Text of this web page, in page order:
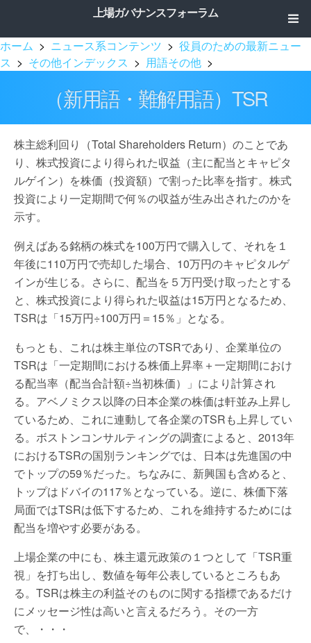
上場ガバナンスフォーラム
ホーム > ニュース系コンテンツ > 役員のための最新ニュー
ス > その他インデックス > 用語その他 >
（新用語・難解用語）TSR
株主総利回り（Total Shareholders Return）のことであ
り、株式投資により得られた収益（主に配当とキャピタ
ルゲイン）を株価（投資額）で割った比率を指す。株式
投資により一定期間で何％の収益が生み出されたのかを
示す。
例えばある銘柄の株式を100万円で購入して、それを１
年後に110万円で売却した場合、10万円のキャピタルゲ
インが生じる。さらに、配当を５万円受け取ったとする
と、株式投資により得られた収益は15万円となるため、
TSRは「15万円÷100万円＝15％」となる。
もっとも、これは株主単位のTSRであり、企業単位の
TSRは「一定期間における株価上昇率＋一定期間におけ
る配当率（配当合計額÷当初株価）」により計算され
る。アベノミクス以降の日本企業の株価は軒並み上昇し
ているため、これに連動して各企業のTSRも上昇してい
る。ボストンコンサルティングの調査によると、2013年
におけるTSRの国別ランキングでは、日本は先進国の中
でトップの59％だった。ちなみに、新興国も含めると、
トップはドバイの117％となっている。逆に、株価下落
局面ではTSRは低下するため、これを維持するためには
配当を増やす必要がある。
上場企業の中にも、株主還元政策の１つとして「TSR重
視」を打ち出し、数値を毎年公表しているところもあ
る。TSRは株主の利益そのものに関する指標であるだけ
にメッセージ性は高いと言えるだろう。その一方
で、・・・